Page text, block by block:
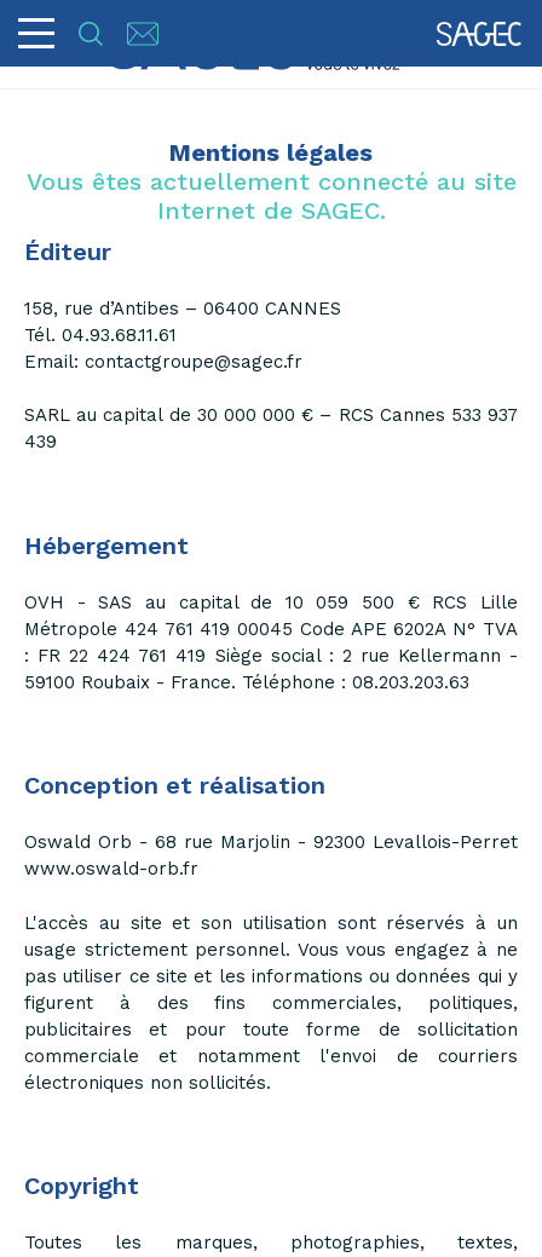
Mentions légales
Vous êtes actuellement connecté au site
Internet de SAGEC.
Éditeur
158, rue d’Antibes – 06400 CANNES
Tél. 04.93.68.11.61
Email: contactgroupe@sagec.fr
SARL au capital de 30 000 000 € – RCS Cannes 533 937
439
Hébergement
OVH - SAS au capital de 10 059 500 € RCS Lille
Métropole 424 761 419 00045 Code APE 6202A N° TVA
: FR 22 424 761 419 Siège social : 2 rue Kellermann -
59100 Roubaix - France. Téléphone : 08.203.203.63
Conception et réalisation
Oswald Orb - 68 rue Marjolin - 92300 Levallois-Perret
www.oswald-orb.fr
L'accès au site et son utilisation sont réservés à un
usage strictement personnel. Vous vous engagez à ne
pas utiliser ce site et les informations ou données qui y
figurent à des fins commerciales, politiques,
publicitaires et pour toute forme de sollicitation
commerciale et notamment l'envoi de courriers
électroniques non sollicités.
Copyright
Toutes les marques, photographies, textes,